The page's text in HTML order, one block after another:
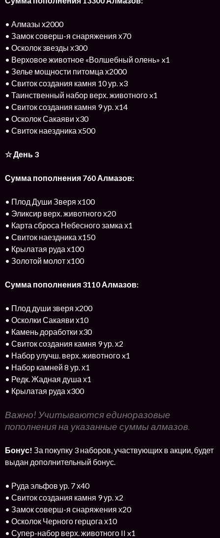
• Алмазы х2000
• Замок соверш-я снаряжения х70
• Осколок звезды х300
• Верховое животное «Волшебный олень» x1
• Зелье мощности питомца х2000
• Свиток создания камня 10 ур. x3
• Таинственный набор верх. животного x1
• Свиток создания камня 9 ур. х14
• Осколок Сакаяви х30
• Свиток наездника х500
☆ День 3
Сумма пополнения 760 Алмазов:
• Плод Души Зверя х100
• Эликсир верх. животного х20
• Карта сброса Небесного замка х1
• Свиток наездника х150
• Крылатая руда х100
• Золотой молот х100
Сумма пополнения 3110 Алмазов:
• Плод души зверя х200
• Осколки Сакаяви х10
• Камень доработки х30
• Свиток создания камня 9 ур. х2
• Набор улучш. верх. животного x1
• Набор камней 8 ур. х1
• Редк. Жадная душа х1
• Крылатая руда х300
Важно! Учитываются единоразовые
пополнения на указанные суммы алмазов.
Бонус! За покупку 3 наборов, участвующих в акции, будет
выдан дополнительный бонус.
• Руда эльфов ур. 7 х40
• Свиток создания камня 9 ур. х2
• Замок соверш-я снаряжения х20
• Осколок Черного герцога х10
• Супер-набор верх. животного II x1